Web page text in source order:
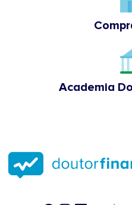
Academia